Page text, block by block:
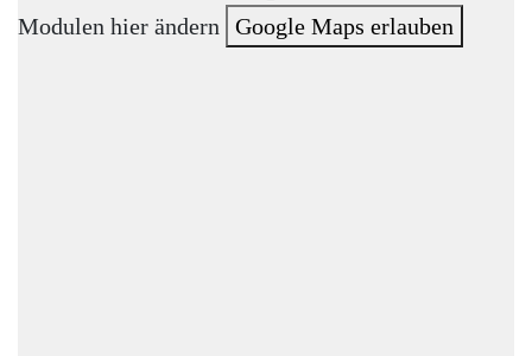
Modulen hier ändern
Google Maps erlauben